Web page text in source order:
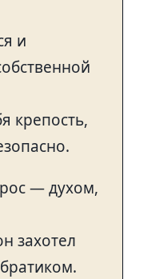
и
крепость,
— духом,
захотел